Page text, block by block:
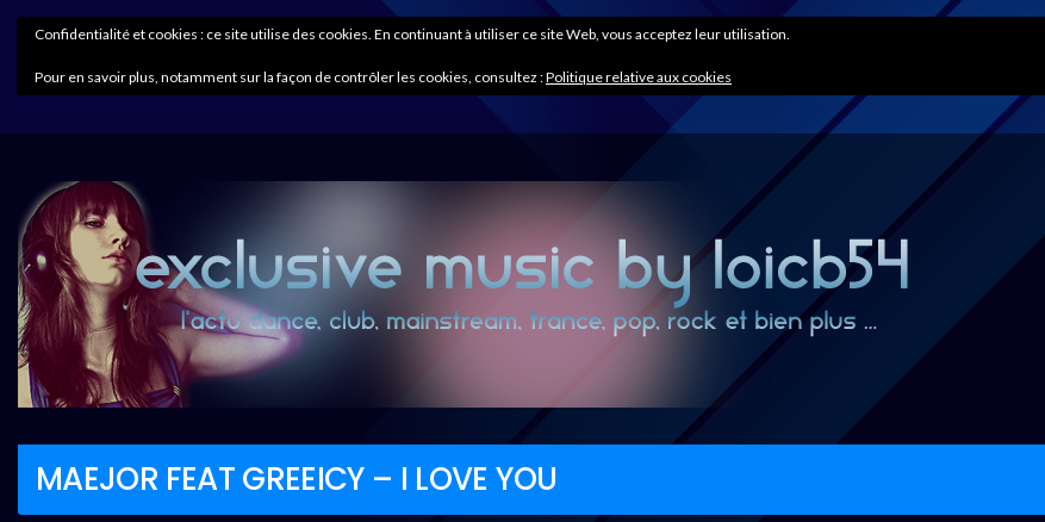
MAEJOR FEAT GREEICY – I LOVE YOU
Confidentialité et cookies : ce site utilise des cookies. En continuant à utiliser ce site Web, vous acceptez leur utilisation.
Pour en savoir plus, notamment sur la façon de contrôler les cookies, consultez :Politique relative aux cookies